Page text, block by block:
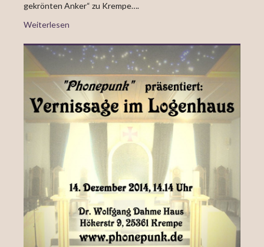
gekrönten Anker“ zu Krempe….
Weiterlesen